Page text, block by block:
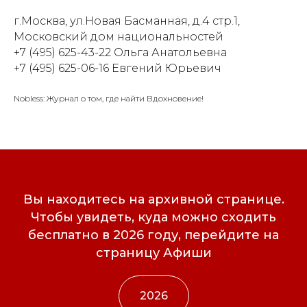
г.Москва, ул.Новая Басманная, д.4 стр.1,
Московский дом национальностей
+7 (495) 625-43-22 Ольга Анатольевна
+7 (495) 625-06-16 Евгений Юрьевич
Nobless: Журнал о том, где найти Вдохновение!
Вы находитесь на архивной странице.
Чтобы увидеть, куда можно сходить
бесплатно в 2026 году, перейдите на
страницу Афиши
2026